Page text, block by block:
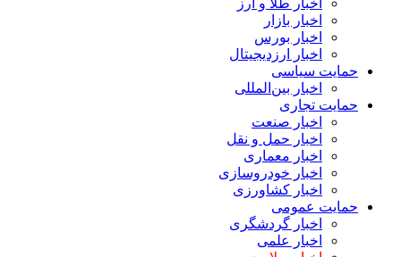
اخبار بازار
اخبار بورس
اخبار ارزدیجیتال
حمایت سیاسی
اخبار بین‌المللی
حمایت تجاری
اخبار صنعت
اخبار حمل و نقل
اخبار معماری
اخبار خودروسازی
اخبار کشاورزی
حمایت عمومی
اخبار گردشگری
اخبار علمی